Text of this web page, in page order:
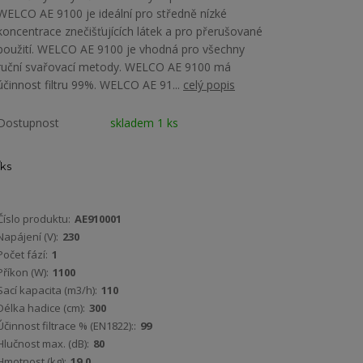
AE 9100 je ideální pro středně nízké
znečišťujících látek a pro přerušované
WELCO AE 9100 je vhodná pro všechny
svařovací metody. WELCO AE 9100 má
filtru 99%. WELCO AE 91... celý popis
skladem 1 ks
ks
produktu: AE910001
(V): 230
fází: 1
(W): 1100
kapacita (m3/h): 110
hadice (cm): 300
filtrace % (EN1822):: 99
max. (dB): 80